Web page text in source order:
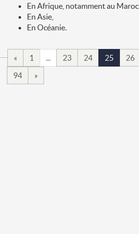
En Afrique, notamment au Maroc,
En Asie,
En Océanie.
« 1 23 24 25 26
94
»